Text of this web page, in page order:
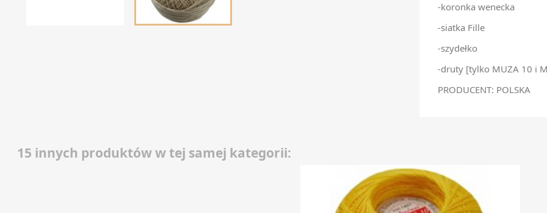
-koronka wenecka
-siatka Fille
-szydełko
-druty [tylko MUZA 10 i
PRODUCENT: POLSKA
15 innych produktów w tej samej kategorii: